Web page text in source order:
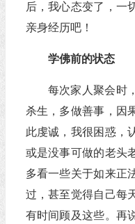
后，我心态变了，一
亲身经历吧！
学佛前的状态
每次家人聚会时
杀生，多做善事，因
此虔诚，我很困惑，
或是没事可做的老头
多看一些关于如来正
过，甚至觉得自己每
有时间顾及这些。再